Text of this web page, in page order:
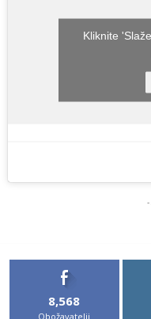
Kliknite
-
8,568
Obožavatelji